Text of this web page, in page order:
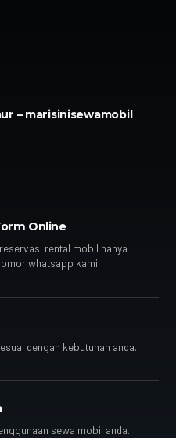
– marisinisewamobil
Online
rental mobil hanya
whatsapp kami.
dengan kebutuhan anda.
sewa mobil anda.